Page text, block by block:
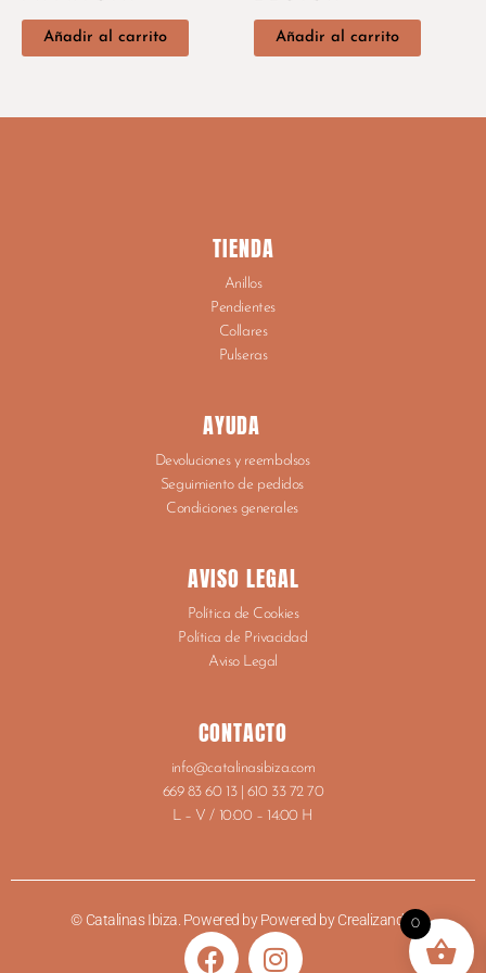
Añadir al carrito Añadir al carrito
TIENDA
Anillos
Pendientes
Collares
Pulseras
AYUDA
Devoluciones y reembolsos
Seguimiento de pedidos
Condiciones generales
AVISO LEGAL
Política de Cookies
Política de Privacidad
Aviso Legal
CONTACTO
info@catalinasibiza.com
669 83 60 13 | 610 33 72 70
L – V / 10:00 – 14:00 H
© Catalinas Ibiza. Powered by Powered byCrealizando.
F
I
0